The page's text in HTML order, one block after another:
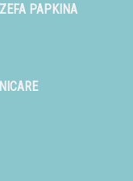
PAPKINA